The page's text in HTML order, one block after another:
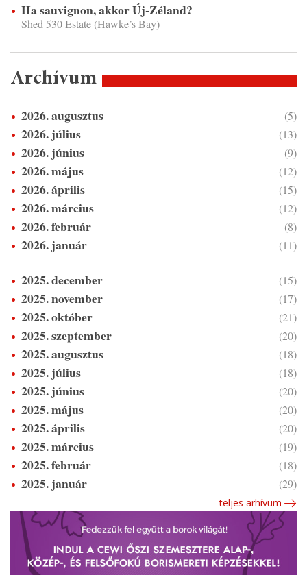
Ha sauvignon, akkor Új-Zéland?
Shed 530 Estate (Hawke’s Bay)
Archívum
2026. augusztus (5)
2026. július (13)
2026. június (9)
2026. május (12)
2026. április (15)
2026. március (12)
2026. február (8)
2026. január (11)
2025. december (15)
2025. november (17)
2025. október (21)
2025. szeptember (20)
2025. augusztus (18)
2025. július (18)
2025. június (20)
2025. május (20)
2025. április (20)
2025. március (19)
2025. február (18)
2025. január (29)
teljes arhívum